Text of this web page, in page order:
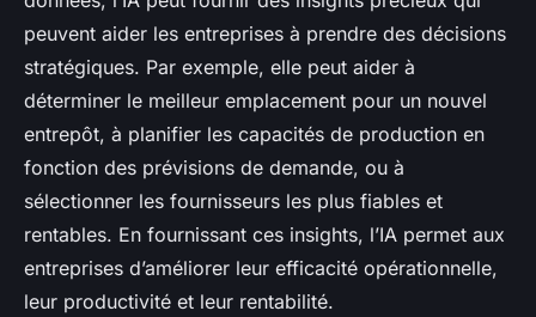
peuvent aider les entreprises à prendre des décisions
stratégiques. Par exemple, elle peut aider à
déterminer le meilleur emplacement pour un nouvel
entrepôt, à planifier les capacités de production en
fonction des prévisions de demande, ou à
sélectionner les fournisseurs les plus fiables et
rentables. En fournissant ces insights, l’IA permet aux
entreprises d’améliorer leur efficacité opérationnelle,
leur productivité et leur rentabilité.